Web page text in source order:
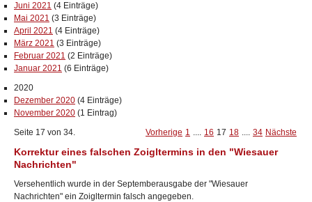
Juni 2021 (4 Einträge)
Mai 2021 (3 Einträge)
April 2021 (4 Einträge)
März 2021 (3 Einträge)
Februar 2021 (2 Einträge)
Januar 2021 (6 Einträge)
2020
Dezember 2020 (4 Einträge)
November 2020 (1 Eintrag)
Seite 17 von 34.
Vorherige 1 .... 16 17 18 .... 34 Nächste
Korrektur eines falschen Zoigltermins in den "Wiesauer
Nachrichten"
Versehentlich wurde in der Septemberausgabe der "Wiesauer
Nachrichten" ein Zoigltermin falsch angegeben.